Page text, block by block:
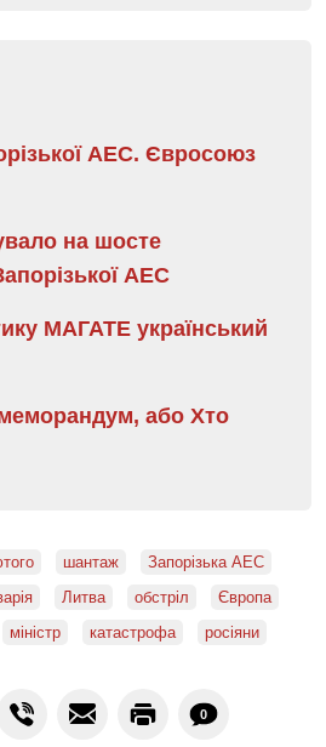
АЕС. Євросоюз
на шосте
АЕС
МАГАТЕ український
або Хто
шантаж
Запорізька АЕС
Литва обстріл
Європа
міністр катастрофа росіяни
0